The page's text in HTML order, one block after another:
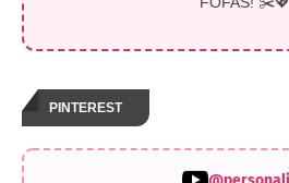
PINTEREST